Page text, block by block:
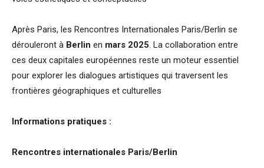
Après Paris, les Rencontres Internationales Paris/Berlin se
dérouleront à Berlin en mars 2025. La collaboration entre
ces deux capitales européennes reste un moteur essentiel
pour explorer les dialogues artistiques qui traversent les
frontières géographiques et culturelles
Informations pratiques :
Rencontres internationales Paris/Berlin